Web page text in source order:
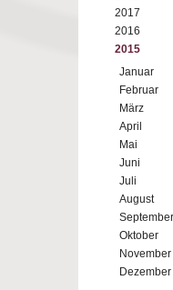
2017
2016
2015
Januar
Februar
März
April
Mai
Juni
Juli
August
September
Oktober
November
Dezember